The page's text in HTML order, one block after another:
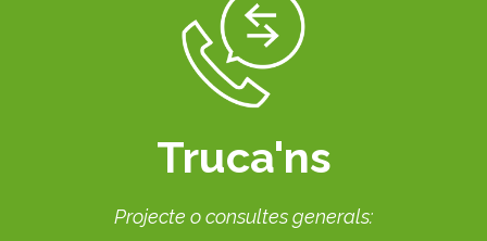
Truca'ns
Projecte o consultes generals: